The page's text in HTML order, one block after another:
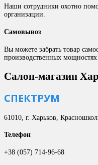
Наши сотрудники охотно
организации.
Самовывоз
Вы можете забрать товар
производственных мощностях
Салон-магазин
СПЕКТРУМ
61010, г. Харьков,
Телефон
+38 (057) 714-96-68